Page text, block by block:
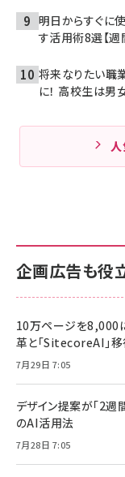
明日からすぐに
す活用術8選【週
将来なりたい職
に！ 高校生は男
人
企画広告も役
10万ページを8,000
革と「SitecoreAI」
7月29日 7:05
デザイン提案が「2
のAI活用法
7月28日 7:05